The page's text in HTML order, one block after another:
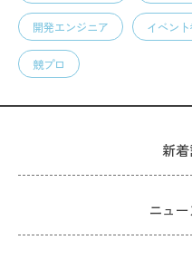
開発エンジニア イベン
競プロ
新
ニュ